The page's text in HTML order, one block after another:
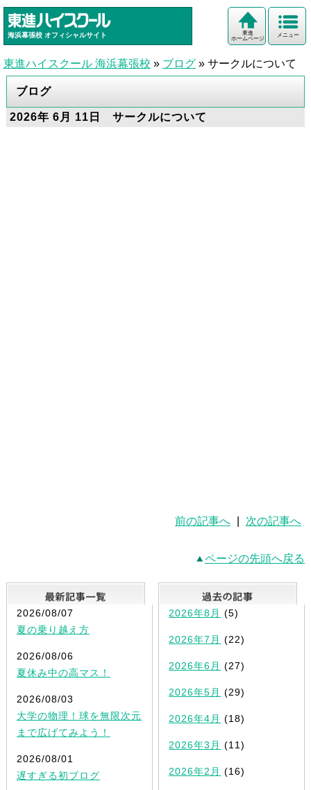
海浜幕張校 オフィシャルサイト メニュー
東進
ホームページ
東進ハイスクール 海浜幕張校 » ブログ » サークルについて
ブログ
2026年 6月 11日 サークルについて
前の記事へ 次の記事へ
ページの先頭へ戻る
最新記事一覧
2026/08/07
夏の乗り越え方
2026/08/06
夏休み中の高マス！
2026/08/03
大学の物理！球を無限次元
まで広げてみよう！
2026/08/01
遅すぎる初ブログ
2026年8月 (5)
2026年7月 (22)
2026年6月 (27)
2026年5月 (29)
2026年4月 (18)
2026年3月 (11)
2026年2月 (16)